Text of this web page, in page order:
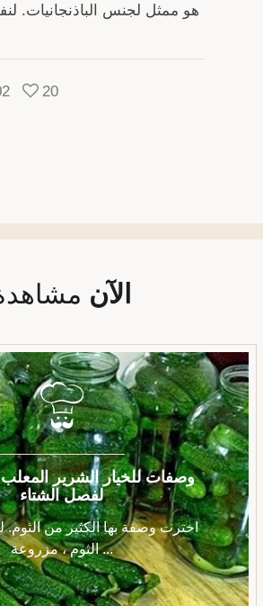
20
الآن
وصفات للخيار الشرير المعلب
لفصل الشتاء
اخترت وصفة بها الكثير من
الثوم ، مزروعة ...